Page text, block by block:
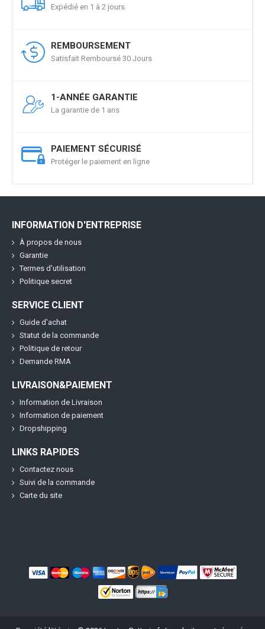
Expédié en 1 à 2 jours
REMBOURSEMENT
Satisfait Remboursé 30 Jours
1-ANNÉE GARANTIE
La garantie de 1 ans
PAIEMENT SÉCURISÉ
Protéger le paiement en ligne
INFORMATION D'ENTREPRISE
À propos de nous
Garantie
Termes d'utilisation
Politique secret
SERVICE CLIENT
Guide d'achat
Statut de la commande
Politique de retour
Demande RMA
LIVRAISON&PAIEMENT
Information de Livraison
Information de paiement
Dropshipping
LINKS RAPIDES
Contactez nous
Suivi de la commande
Carte du site